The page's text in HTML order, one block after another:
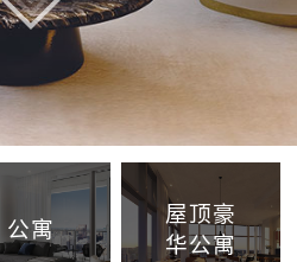
公寓
屋顶豪
华公寓